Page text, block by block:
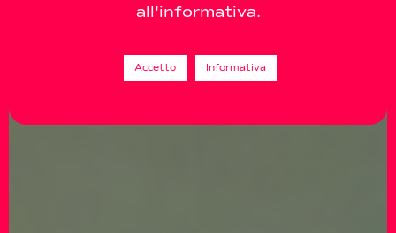
all'informativa.
Accetto Informativa